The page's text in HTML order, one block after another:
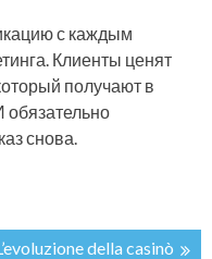
с каждым
Клиенты ценят
получают в
обязательно
снова.
della casinò